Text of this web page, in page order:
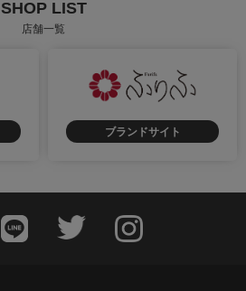
SHOP LIST
店舗一覧
ブランドサイト